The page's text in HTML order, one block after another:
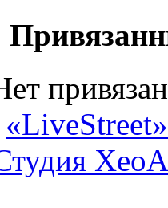
«LiveStreet»